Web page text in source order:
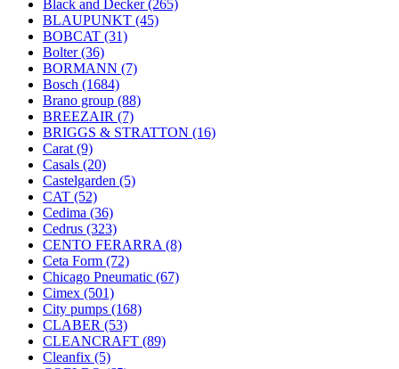
Black and Decker(265)
BLAUPUNKT (45)
BOBCAT (31)
Bolter(36)
BORMANN (7)
Bosch (1684)
Brano group (88)
BREEZAIR (7)
BRIGGS & STRATTON (16)
Carat (9)
Casals (20)
Castelgarden (5)
CAT (52)
Cedima (36)
Cedrus (323)
CENTO FERARRA (8)
Ceta Form (72)
Chicago Pneumatic (67)
Cimex (501)
City pumps (168)
CLABER (53)
CLEANCRAFT (89)
Cleanfix (5)